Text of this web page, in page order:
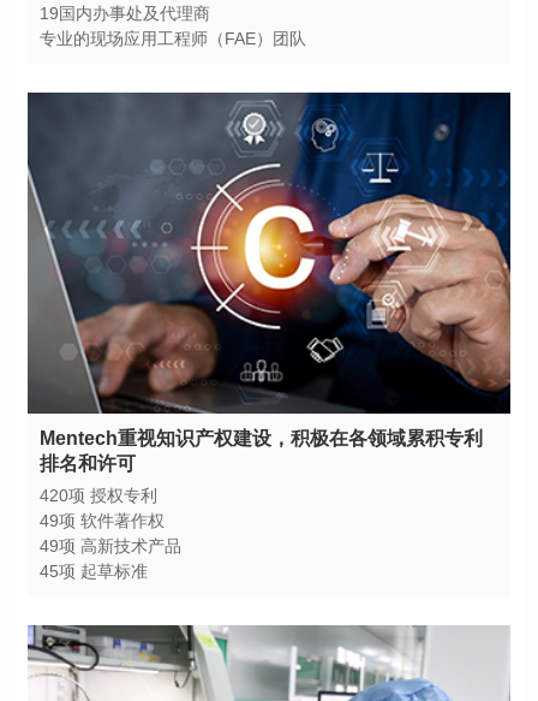
19国内办事处及代理商
专业的现场应用工程师（FAE）团队
排名和许可
420项 授权专利
49项 软件著作权
49项 高新技术产品
45项 起草标准